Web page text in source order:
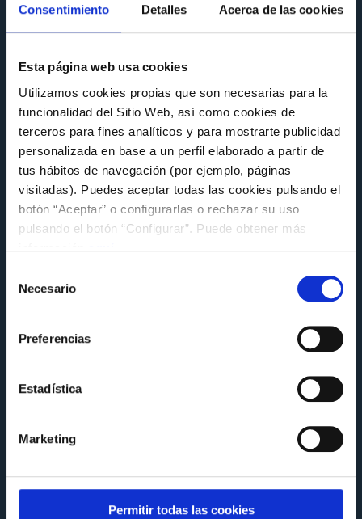
Consentimiento Detalles Acerca de las cookies
Esta página web usa cookies
Utilizamos cookies propias que son necesarias para la
funcionalidad del Sitio Web, así como cookies de
terceros para fines analíticos y para mostrarte publicidad
personalizada en base a un perfil elaborado a partir de
tus hábitos de navegación (por ejemplo, páginas
visitadas). Puedes aceptar todas las cookies pulsando el
botón “Aceptar” o configurarlas o rechazar su uso
pulsando el botón “Configurar”. Puede obtener más
Necesario
Preferencias
Estadística
Marketing
Permitir todas las cookies
ACTIVIDADES
A educación ambiental e o deporte danse a
man nunha nova iniciativa da Fundación
Viernes 15 de Mayo a las 13:02